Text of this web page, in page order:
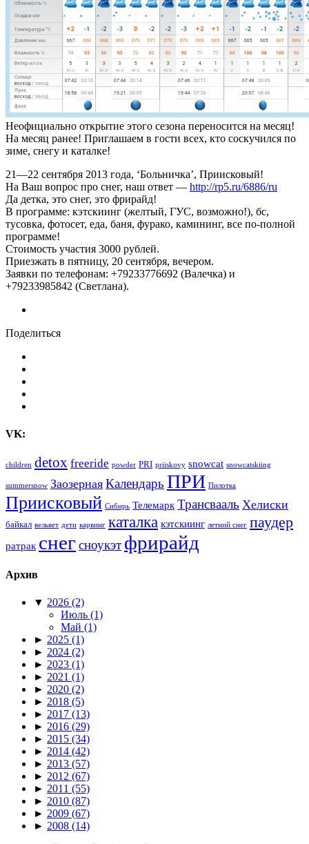
Неофициально открытие этого сезона переносится на месяц!
На месяц ранее! Приглашаем в гости всех, кто соскучился по
зиме, снегу и каталке!
21—22 сентября 2013 года, ‘Больничка’, Приисковый!
На Ваш вопрос про снег, наш ответ — http://rp5.ru/6886/ru
Да детка, это снег, это фрирайд!
В программе: кэтскиинг (желтый, ГУС, возможно!), бс,
тусовка, фотосет, еда, баня, фурако, камининг, все по-полной
программе!
Стоимость участия 3000 рублей.
Приезжать в пятницу, 20 сентября, вечером.
Заявки по телефонам: +79233776692 (Валечка) и
+79233985842 (Светлана).
Поделиться
VK:
children detox freeride powder PRI priiskovy snowcat snowcatskiing
summersnow Заозерная Календарь ПРИ Пилотка
Приисковый Сибирь Телемарк Трансвааль Хелиски
байкал вельвет дети карвинг каталка кэтскиинг летний снег паудер
ратрак снегсноукэт фрирайд
Архив
▼ 2026 (2)
Июль (1)
Май (1)
► 2025 (1)
► 2024 (2)
► 2023 (1)
► 2021 (1)
► 2020 (2)
► 2018 (5)
► 2017 (13)
► 2016 (29)
► 2015 (34)
► 2014 (42)
► 2013 (57)
► 2012 (67)
► 2011 (55)
► 2010 (87)
► 2009 (67)
► 2008 (14)